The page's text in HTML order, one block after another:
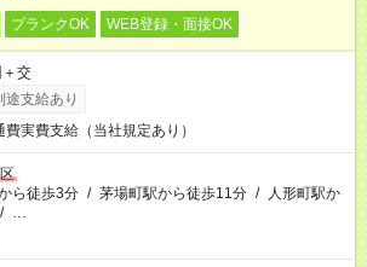
ブランクOK WEB登録・面接OK
交
途支給あり
費実費支給（当社規定あり）
ら徒歩3分 / 茅場町駅から徒歩11分 / 人形町駅か
/ …